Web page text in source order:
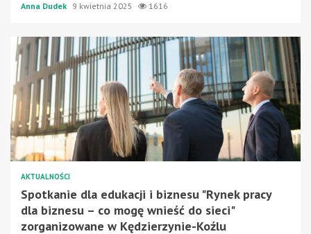
Anna Dudek 9 kwietnia 2025 1616
AKTUALNOŚCI
Spotkanie dla edukacji i biznesu "Rynek pracy
dla biznesu – co mogę wnieść do sieci"
zorganizowane w Kędzierzynie-Koźlu